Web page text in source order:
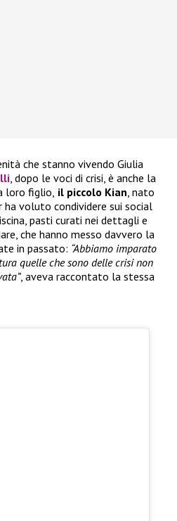
che stanno vivendo Giulia
, dopo le voci di crisi, è anche la
loro figlio, il piccolo Kian , nato
ha voluto condividere sui social
pasti curati nei dettagli e
che hanno messo davvero la
in passato: “Abbiamo imparato
quelle che sono delle crisi non
, aveva raccontato la stessa